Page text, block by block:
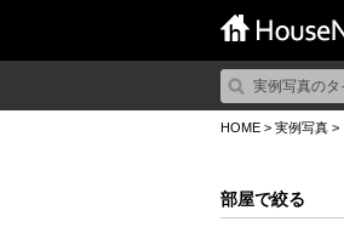
HOME > 実例写真 >
部屋で絞る